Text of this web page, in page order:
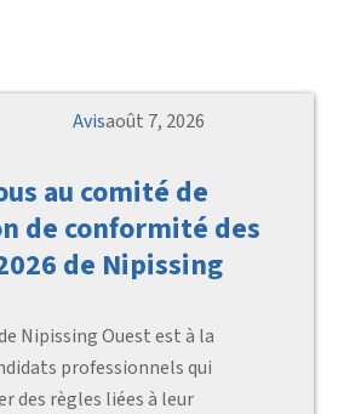
Avisaoût 7, 2026
au comité de
de conformité des
de Nipissing
Nipissing Ouest est à la
professionnels qui
des règles liées à leur